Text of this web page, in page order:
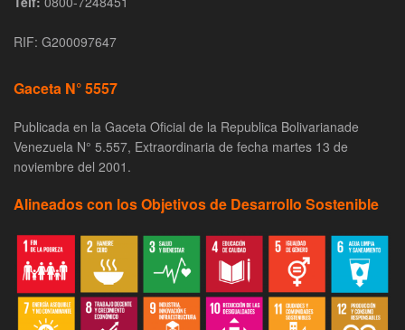
RIF: G200097647
Gaceta N° 5557
Publicada en la Gaceta Oficial de la Republica Bolivarianade
Venezuela N° 5.557, Extraordinaria de fecha martes 13 de
noviembre del 2001.
Alineados con los Objetivos de Desarrollo Sostenible